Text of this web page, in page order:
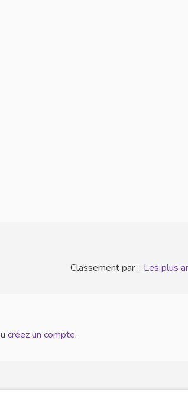
Classement par : Les plus
créez un compte.